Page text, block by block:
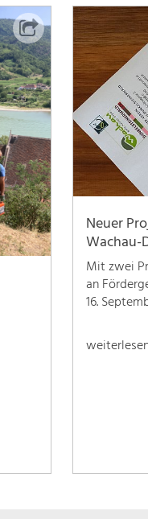
Neuer
Wachau-
Mit zwei
an
16.